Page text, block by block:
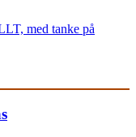
med tanke på